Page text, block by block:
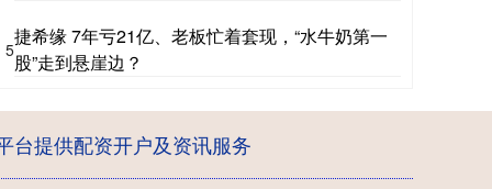
5
捷希缘 7年亏21亿、老板忙着套现，“水牛奶第一
股”走到悬崖边？
台提供配资开户及资讯服务